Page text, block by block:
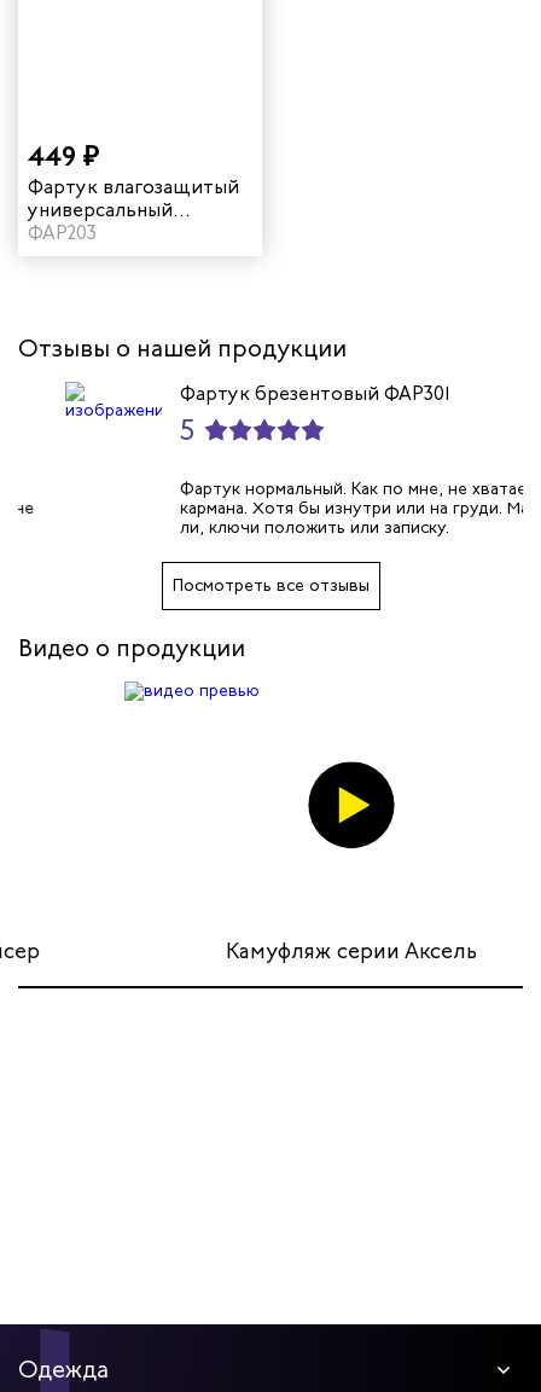
работников
449 ₽
Фартук влагозащитый
универсальный
удлиненный цвет
розовый
ФАР203
Отзывы о нашей продукции
Фартук брезентовый ФАР301
5
Фартук нормальный. Как по мне, не хватает
кармана. Хотя бы изнутри или на груди. Мало
ли, ключи положить или записку.
Посмотреть все отзывы
Видео о продукции
Камуфляж серии Аксель
Одежда